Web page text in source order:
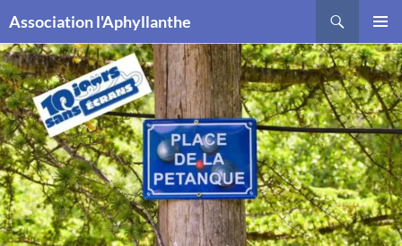
Association l'Aphyllanthe
MENU
AU
CONTENU